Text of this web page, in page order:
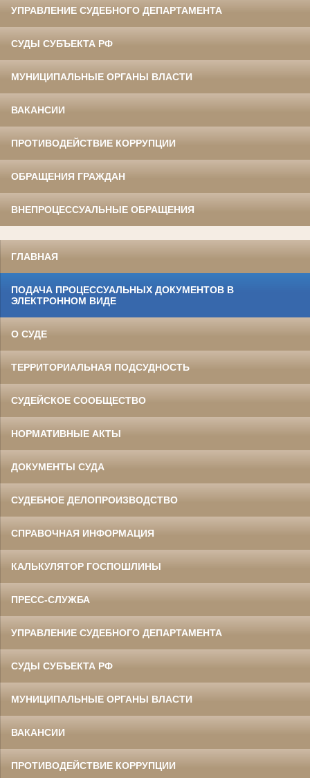
УПРАВЛЕНИЕ СУДЕБНОГО ДЕПАРТАМЕНТА
СУДЫ СУБЪЕКТА РФ
МУНИЦИПАЛЬНЫЕ ОРГАНЫ ВЛАСТИ
ВАКАНСИИ
ПРОТИВОДЕЙСТВИЕ КОРРУПЦИИ
ОБРАЩЕНИЯ ГРАЖДАН
ВНЕПРОЦЕССУАЛЬНЫЕ ОБРАЩЕНИЯ
ГЛАВНАЯ
ПОДАЧА ПРОЦЕССУАЛЬНЫХ ДОКУМЕНТОВ В
ЭЛЕКТРОННОМ ВИДЕ
О СУДЕ
ТЕРРИТОРИАЛЬНАЯ ПОДСУДНОСТЬ
СУДЕЙСКОЕ СООБЩЕСТВО
НОРМАТИВНЫЕ АКТЫ
ДОКУМЕНТЫ СУДА
СУДЕБНОЕ ДЕЛОПРОИЗВОДСТВО
СПРАВОЧНАЯ ИНФОРМАЦИЯ
КАЛЬКУЛЯТОР ГОСПОШЛИНЫ
ПРЕСС-СЛУЖБА
УПРАВЛЕНИЕ СУДЕБНОГО ДЕПАРТАМЕНТА
СУДЫ СУБЪЕКТА РФ
МУНИЦИПАЛЬНЫЕ ОРГАНЫ ВЛАСТИ
ВАКАНСИИ
ПРОТИВОДЕЙСТВИЕ КОРРУПЦИИ